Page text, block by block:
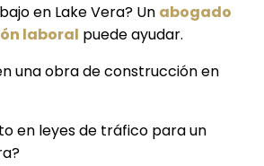
en Lake Vera? Un abogado
laboral puede ayudar.
una obra de construcción en
en leyes de tráfico para un